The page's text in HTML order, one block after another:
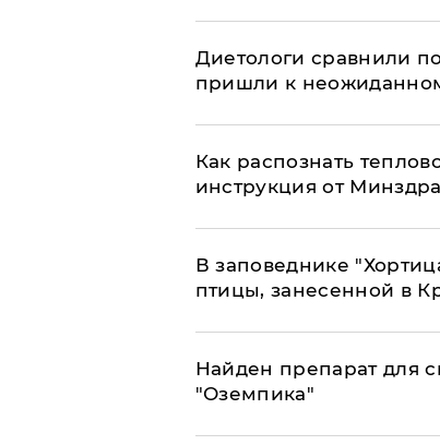
Диетологи сравнили
пришли к
Как распознать
инструкция от
В заповеднике
птицы, занесенной в
Найден препарат для
"Оземпика"